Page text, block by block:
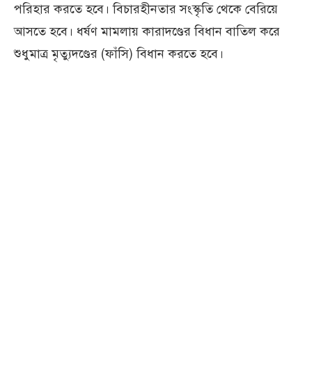
পরিহার করতে হবে। বিচারহীনতার সংস্কৃতি থেকে বেরিয়ে
আসতে হবে। ধর্ষণ মামলায় কারাদণ্ডের বিধান বাতিল করে
শুধুমাত্র মৃত্যুদণ্ডের (ফাঁসি) বিধান করতে হবে।